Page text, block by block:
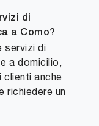
di
a Como?
servizi di
a domicilio,
clienti anche
richiedere un